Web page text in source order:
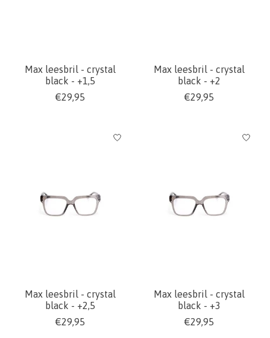
Max leesbril - crystal
black - +1,5
€29,95
Max leesbril - crystal
black - +2
€29,95
Max leesbril - crystal
black - +2,5
€29,95
Max leesbril - crystal
black - +3
€29,95